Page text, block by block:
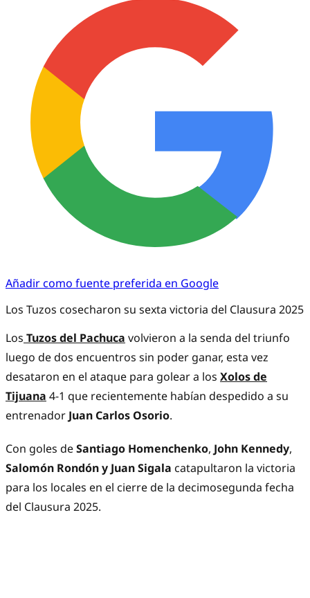
Añadir como fuente preferida en Google
Los Tuzos cosecharon su sexta victoria del Clausura 2025
Los Tuzos del Pachuca volvieron a la senda del triunfo
luego de dos encuentros sin poder ganar, esta vez
desataron en el ataque para golear a los Xolos de
Tijuana 4-1 que recientemente habían despedido a su
entrenador Juan Carlos Osorio.
Con goles deSantiago Homenchenko, John Kennedy,
Salomón Rondóny Juan Sigala catapultaron la victoria
para los locales en el cierre de la decimosegunda fecha
del Clausura 2025.